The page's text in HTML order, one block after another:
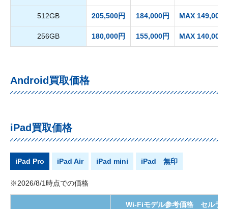
512GB 205,500円 184,000円 MAX 149,000
256GB 180,000円 155,000円 MAX 140,000
Android買取価格
iPad買取価格
iPad Pro iPad Air iPad mini iPad 無印
※2026/8/1時点での価格
Wi-Fiモデル参考価格 セルラ